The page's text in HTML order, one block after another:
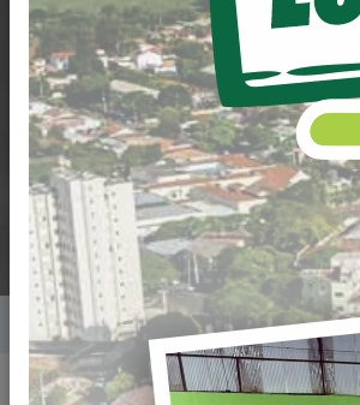
REFORMA DO
GINÁSIO DE
ESPORTES
LIGIANE
Home Notícias